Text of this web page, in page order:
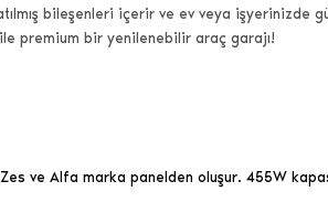
bileşenleri içerir ve ev veya işyerinizde
premium bir yenilenebilir araç garajı!
ve Alfa marka panelden oluşur. 455W